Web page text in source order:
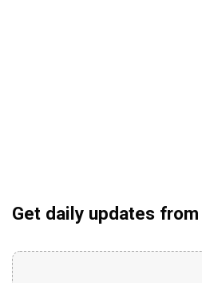
Get daily updates